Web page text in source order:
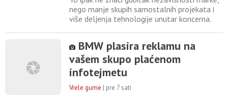
nego manje skupih samostalnih projekata i
više deljenja tehnologije unutar koncerna.
dobiti od samo 413 miliona evra, čak 92,7
posto manje nego godinu pre. Prvi znaci
oporavka su vidljivi, u prvoj polovini 2026.
operativna dobit
BMW plasira reklamu na
vašem skupo plaćenom
infotejmetu
Vrele gume | pre 7 sati